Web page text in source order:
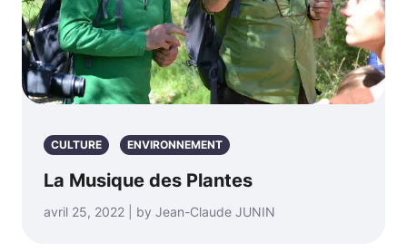
CULTURE ENVIRONNEMENT
La Musique des Plantes
avril 25, 2022 | by Jean-Claude JUNIN